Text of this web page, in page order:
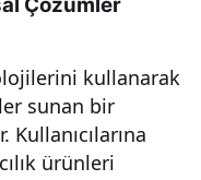
kullanarak
sunan bir
ürünleri